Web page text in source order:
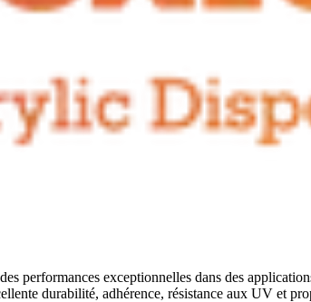
performances exceptionnelles dans des
durabilité, adhérence, résistance aux UV et